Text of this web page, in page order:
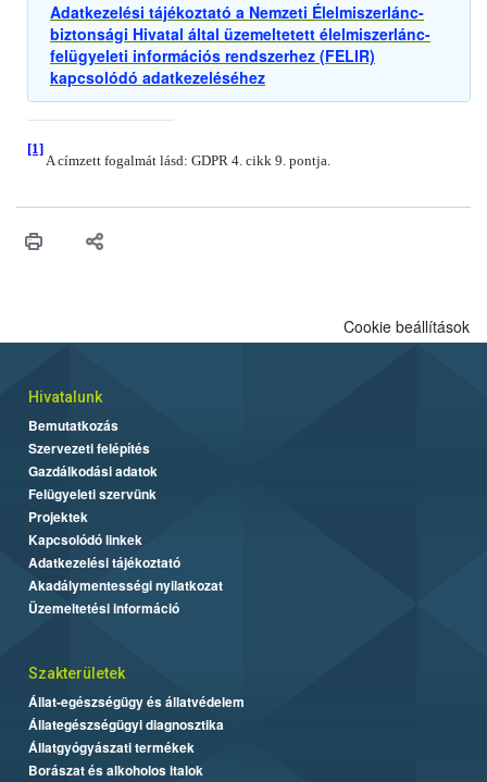
Adatkezelési tájékoztató a Nemzeti Élelmiszerlánc-
biztonsági Hivatal által üzemeltetett élelmiszerlánc-
felügyeleti információs rendszerhez (FELIR)
kapcsolódó adatkezeléséhez
[1]
A címzett fogalmát lásd: GDPR 4. cikk 9. pontja.
Cookie beállítások
Hivatalunk
Bemutatkozás
Szervezeti felépítés
Gazdálkodási adatok
Felügyeleti szervünk
Projektek
Kapcsolódó linkek
Adatkezelési tájékoztató
Akadálymentességi nyilatkozat
Üzemeltetési információ
Szakterületek
Állat-egészségügy és állatvédelem
Állategészségügyi diagnosztika
Állatgyógyászati termékek
Borászat és alkoholos italok